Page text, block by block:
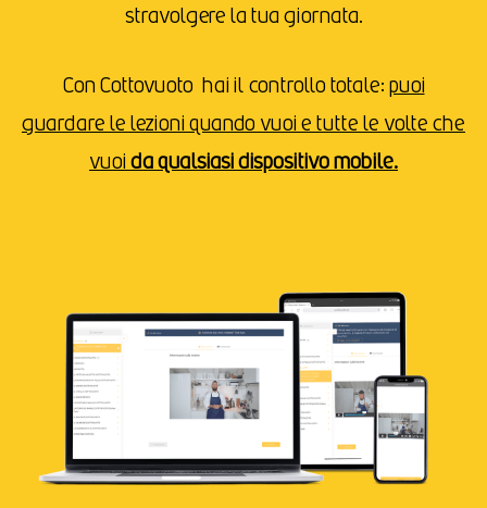
stravolgere la tua giornata.
Con Cottovuoto hai il controllo totale: puoi
guardare le lezioni quando vuoi e tutte le volte che
vuoi da qualsiasi dispositivo mobile.